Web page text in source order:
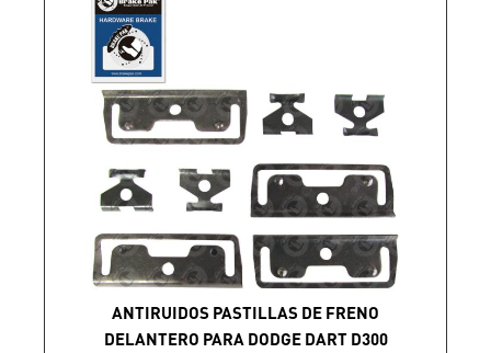
ANTIRUIDOS PASTILLAS DE FRENO
DELANTERO PARA DODGE DART D300